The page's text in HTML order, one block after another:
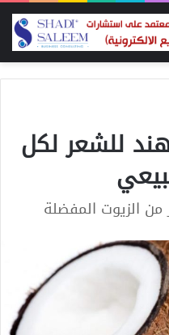
للشعر لكل
الزيوت المفضلة